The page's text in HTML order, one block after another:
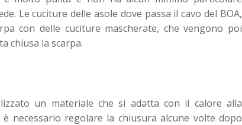
Le cuciture delle asole dove passa il cavo del BOA,
con delle cuciture mascherate, che vengono poi
chiusa la scarpa.
un materiale che si adatta con il calore alla
necessario regolare la chiusura alcune volte dopo